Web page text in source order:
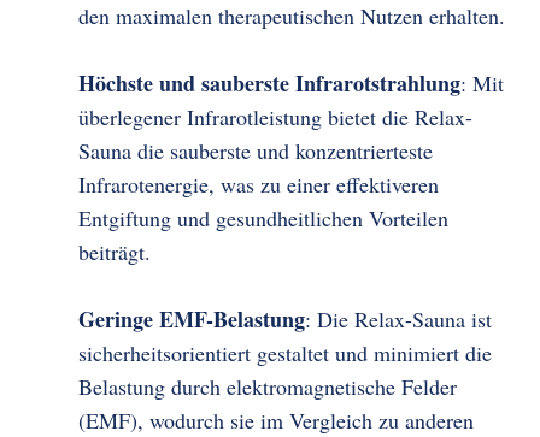
den maximalen therapeutischen Nutzen erhalten.
Höchste und sauberste Infrarotstrahlung: Mit
überlegener Infrarotleistung bietet die Relax-
Sauna die sauberste und konzentrierteste
Infrarotenergie, was zu einer effektiveren
Entgiftung und gesundheitlichen Vorteilen
beiträgt.
Geringe EMF-Belastung: Die Relax-Sauna ist
sicherheitsorientiert gestaltet und minimiert die
Belastung durch elektromagnetische Felder
(EMF), wodurch sie im Vergleich zu anderen